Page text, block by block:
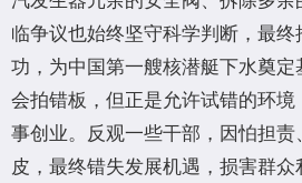
临争议也始终坚守科学判断，最
功，为中国第一艘核潜艇下水奠
会拍错板，但正是允许试错的环
事创业。反观一些干部，因怕担
皮，最终错失发展机遇，损害群众